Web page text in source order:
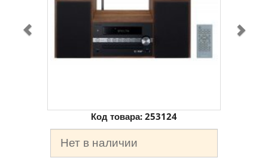
Код товара: 253124
Нет в наличии